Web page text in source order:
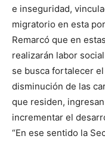
e inseguridad,
migratorio en esta
Remarcó que en
realizarán labor
se busca fortalecer
disminución de las
que residen,
incrementar el
“En ese sentido la